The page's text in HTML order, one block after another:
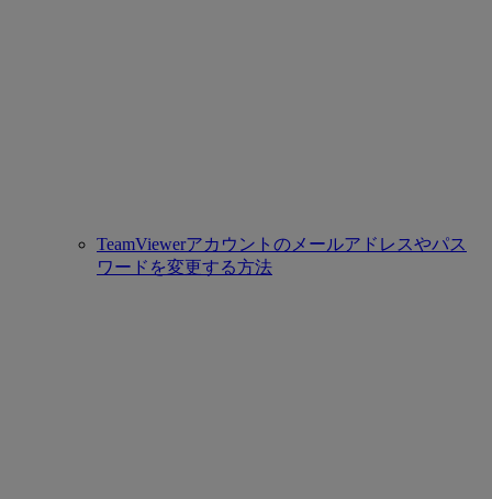
TeamViewerアカウントのメールアドレスやパス
ワードを変更する方法